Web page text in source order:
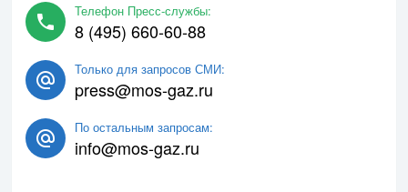
Телефон Пресс-службы:
8 (495) 660-60-88
Только для запросов СМИ:
press@mos-gaz.ru
По остальным запросам:
info@mos-gaz.ru